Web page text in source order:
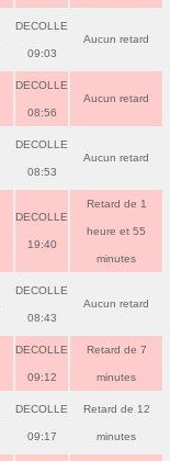
DECOLLE
09:03
Aucun retard
DECOLLE
08:56
Aucun retard
DECOLLE
08:53
Aucun retard
DECOLLE
19:40
Retard de 1
heure et 55
minutes
DECOLLE
08:43
Aucun retard
DECOLLE
09:12
Retard de 7
minutes
DECOLLE
09:17
Retard de 12
minutes